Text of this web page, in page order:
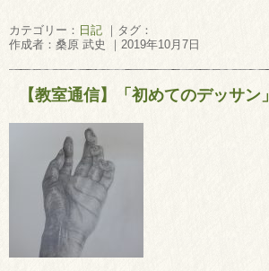
カテゴリー： 日記 ｜タグ：
作成者：桑原 武史 ｜2019年10月7日
【教室通信】「初めてのデッサン」